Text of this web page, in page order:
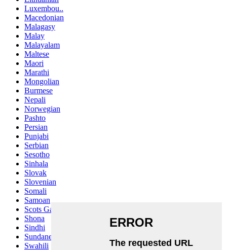
Luxembou..
Macedonian
Malagasy
Malay
Malayalam
Maltese
Maori
Marathi
Mongolian
Burmese
Nepali
Norwegian
Pashto
Persian
Punjabi
Serbian
Sesotho
Sinhala
Slovak
Slovenian
Somali
Samoan
Scots Gaelic
Shona
Sindhi
Sundanese
Swahili